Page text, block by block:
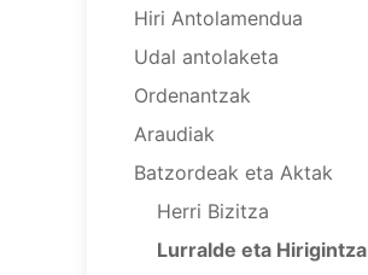
Hiri Antolamendua
Udal antolaketa
Ordenantzak
Araudiak
Batzordeak eta Aktak
Herri Bizitza
Lurralde eta Hirigintza